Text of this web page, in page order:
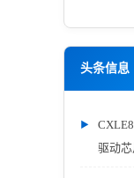
头条信息
驱动芯